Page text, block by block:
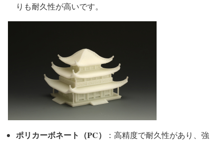
りも耐久性が高いです。
ポリカーボネート（PC）
：高精度で耐久性があり、強